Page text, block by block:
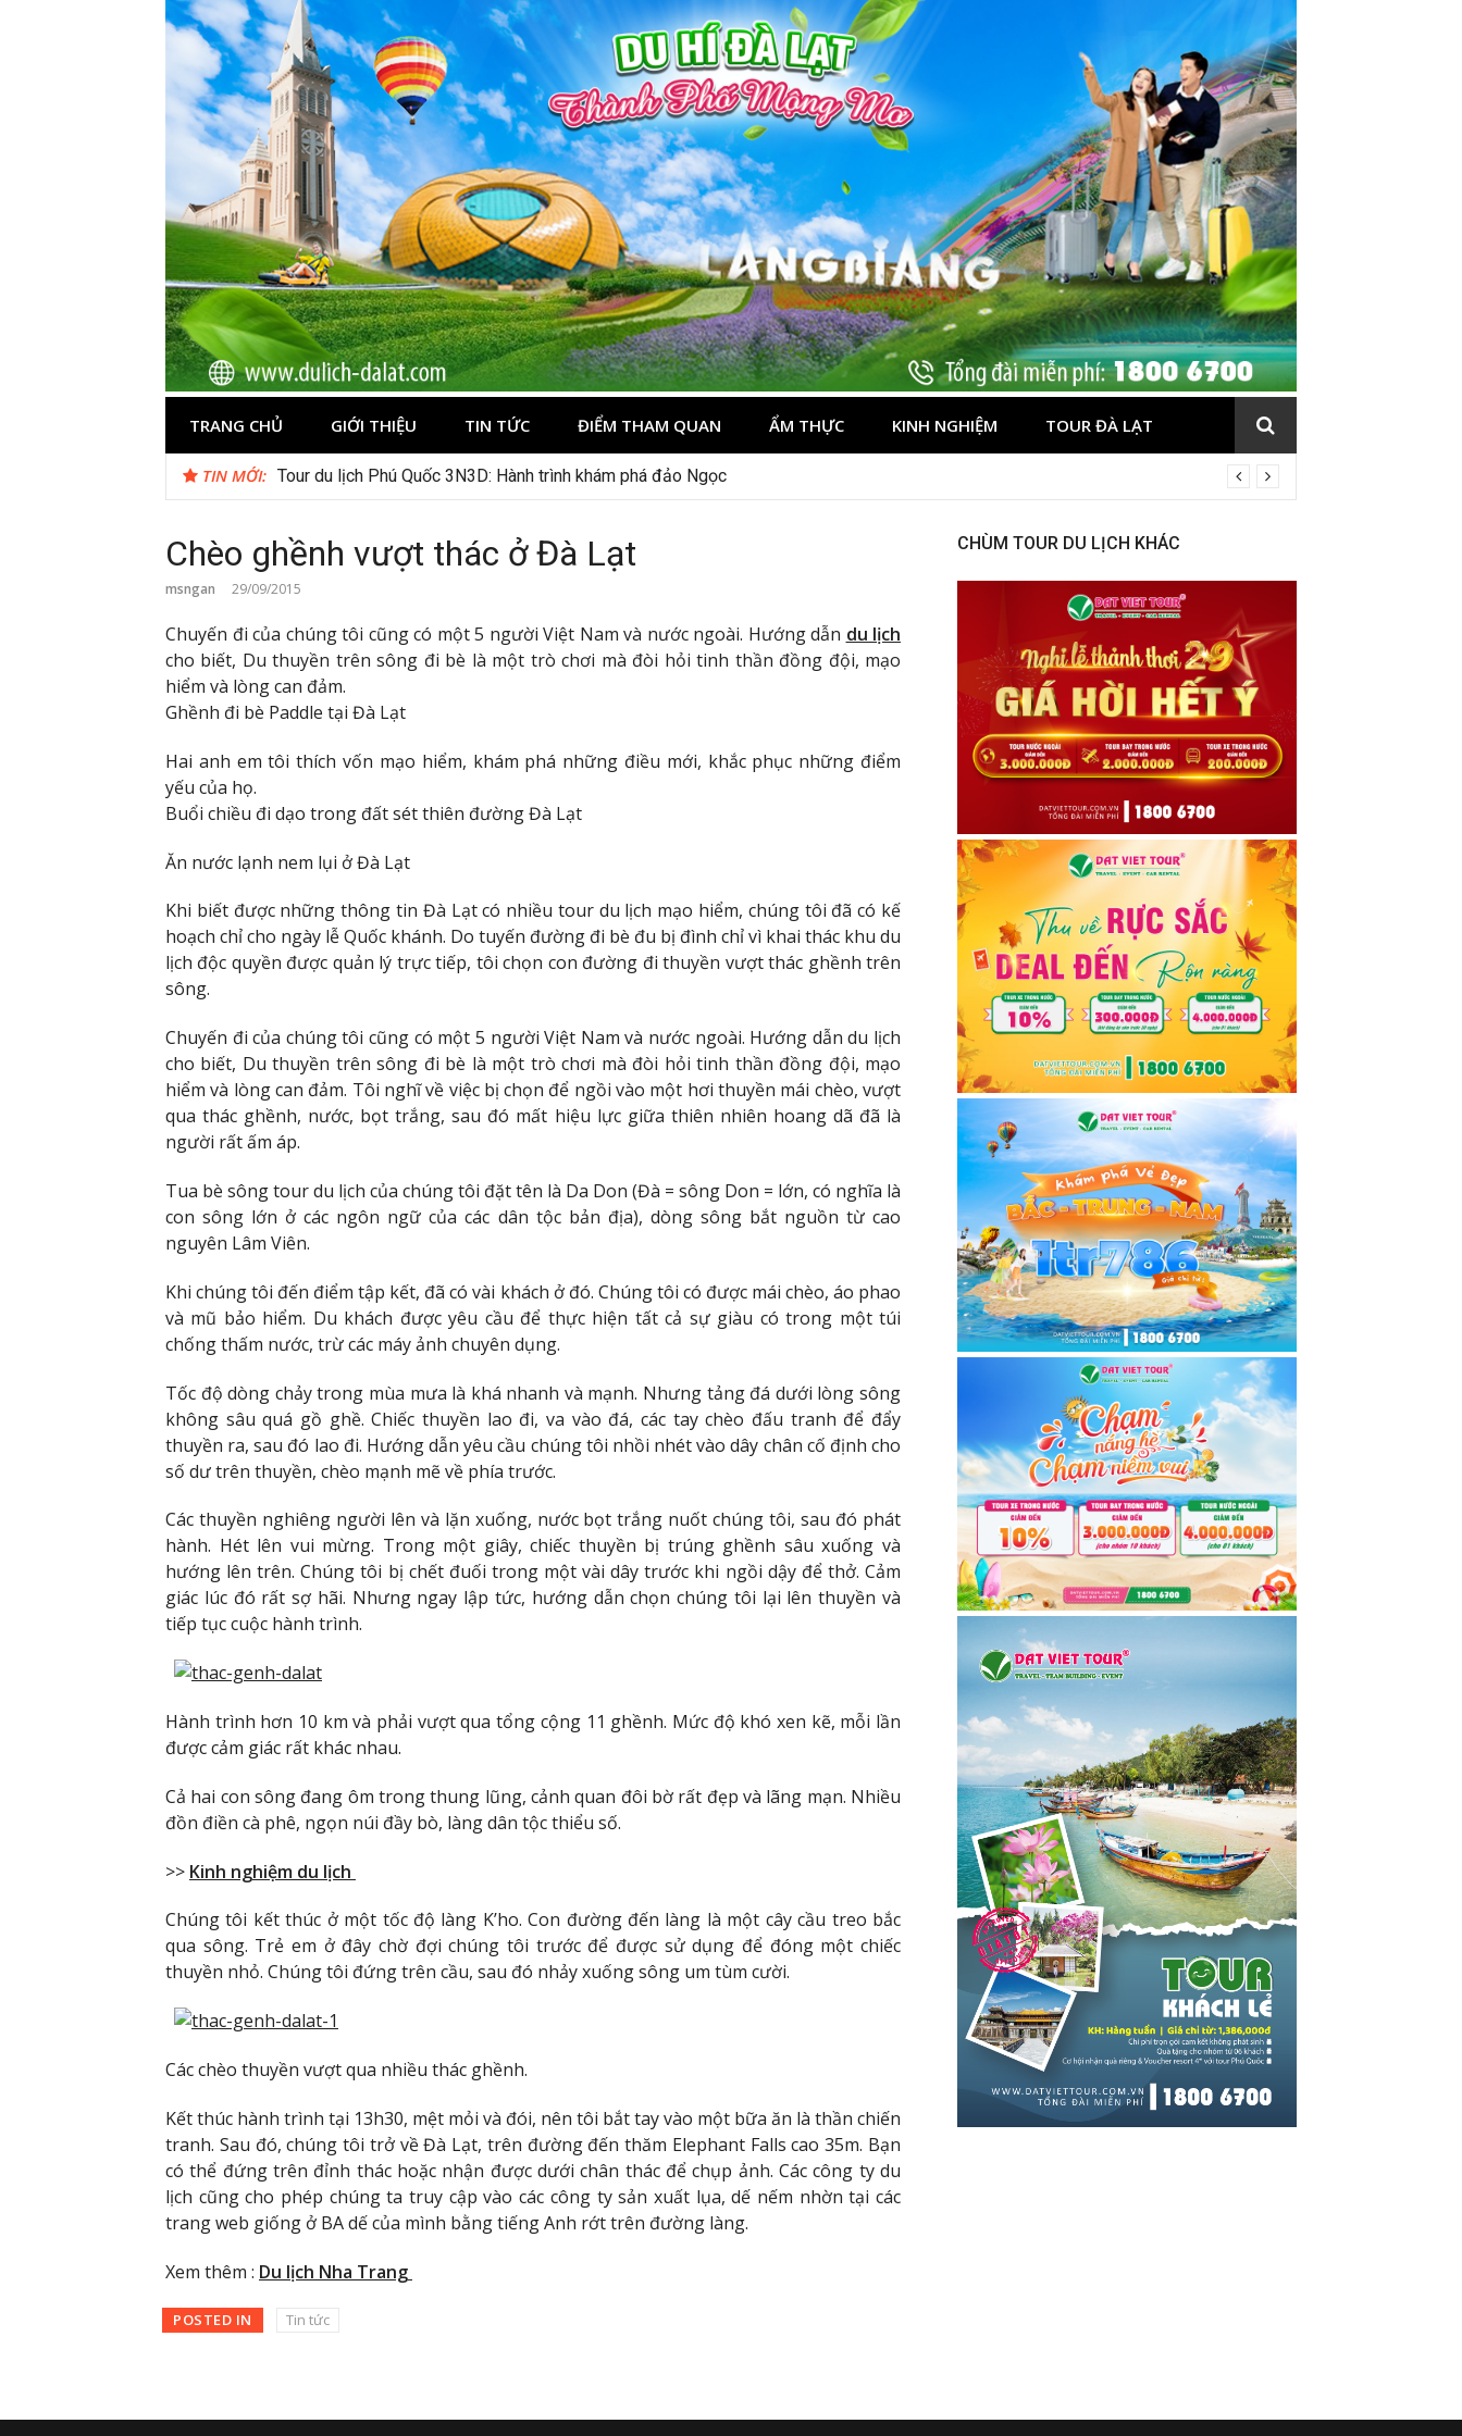
Du lịch Đà Lạt
TRANG CHỦ GIỚI THIỆU TIN TỨC ĐIỂM THAM QUAN ẨM THỰC KINH NGHIỆM TOUR ĐÀ LẠT
TIN MỚI: Tour du lịch Phú Quốc 3N3D: Hành trình khám phá đảo Ngọc
Suối Giàng – Khám phá “miền chè” nổi tiếng Tây Bắc
Chèo ghềnh vượt thác ở Đà Lạt
msngan 29/09/2015
Chuyến đi của chúng tôi cũng có một 5 người Việt Nam và nước ngoài. Hướng dẫn du lịch
cho biết, Du thuyền trên sông đi bè là một trò chơi mà đòi hỏi tinh thần đồng đội, mạo
hiểm và lòng can đảm.
Ghềnh đi bè Paddle tại Đà Lạt
Hai anh em tôi thích vốn mạo hiểm, khám phá những điều mới, khắc phục những điểm
yếu của họ.
Buổi chiều đi dạo trong đất sét thiên đường Đà Lạt
Ăn nước lạnh nem lụi ở Đà Lạt
Khi biết được những thông tin Đà Lạt có nhiều tour du lịch mạo hiểm, chúng tôi đã có kế
hoạch chỉ cho ngày lễ Quốc khánh. Do tuyến đường đi bè đu bị đình chỉ vì khai thác khu du
lịch độc quyền được quản lý trực tiếp, tôi chọn con đường đi thuyền vượt thác ghềnh trên
sông.
Chuyến đi của chúng tôi cũng có một 5 người Việt Nam và nước ngoài. Hướng dẫn du lịch
cho biết, Du thuyền trên sông đi bè là một trò chơi mà đòi hỏi tinh thần đồng đội, mạo
hiểm và lòng can đảm. Tôi nghĩ về việc bị chọn để ngồi vào một hơi thuyền mái chèo, vượt
qua thác ghềnh, nước, bọt trắng, sau đó mất hiệu lực giữa thiên nhiên hoang dã đã là
người rất ấm áp.
Tua bè sông tour du lịch của chúng tôi đặt tên là Da Don (Đà = sông Don = lớn, có nghĩa là
con sông lớn ở các ngôn ngữ của các dân tộc bản địa), dòng sông bắt nguồn từ cao
nguyên Lâm Viên.
Khi chúng tôi đến điểm tập kết, đã có vài khách ở đó. Chúng tôi có được mái chèo, áo phao
và mũ bảo hiểm. Du khách được yêu cầu để thực hiện tất cả sự giàu có trong một túi
chống thấm nước, trừ các máy ảnh chuyên dụng.
Tốc độ dòng chảy trong mùa mưa là khá nhanh và mạnh. Nhưng tảng đá dưới lòng sông
không sâu quá gồ ghề. Chiếc thuyền lao đi, va vào đá, các tay chèo đấu tranh để đẩy
thuyền ra, sau đó lao đi. Hướng dẫn yêu cầu chúng tôi nhồi nhét vào dây chân cố định cho
số dư trên thuyền, chèo mạnh mẽ về phía trước.
Các thuyền nghiêng người lên và lặn xuống, nước bọt trắng nuốt chúng tôi, sau đó phát
hành. Hét lên vui mừng. Trong một giây, chiếc thuyền bị trúng ghềnh sâu xuống và
hướng lên trên. Chúng tôi bị chết đuối trong một vài dây trước khi ngồi dậy để thở. Cảm
giác lúc đó rất sợ hãi. Nhưng ngay lập tức, hướng dẫn chọn chúng tôi lại lên thuyền và
tiếp tục cuộc hành trình.
Hành trình hơn 10 km và phải vượt qua tổng cộng 11 ghềnh. Mức độ khó xen kẽ, mỗi lần
được cảm giác rất khác nhau.
Cả hai con sông đang ôm trong thung lũng, cảnh quan đôi bờ rất đẹp và lãng mạn. Nhiều
đồn điền cà phê, ngọn núi đầy bò, làng dân tộc thiểu số.
>> Kinh nghiệm du lịch
Chúng tôi kết thúc ở một tốc độ làng K’ho. Con đường đến làng là một cây cầu treo bắc
qua sông. Trẻ em ở đây chờ đợi chúng tôi trước để được sử dụng để đóng một chiếc
thuyền nhỏ. Chúng tôi đứng trên cầu, sau đó nhảy xuống sông um tùm cười.
Các chèo thuyền vượt qua nhiều thác ghềnh.
Kết thúc hành trình tại 13h30, mệt mỏi và đói, nên tôi bắt tay vào một bữa ăn là thần chiến
tranh. Sau đó, chúng tôi trở về Đà Lạt, trên đường đến thăm Elephant Falls cao 35m. Bạn
có thể đứng trên đỉnh thác hoặc nhận được dưới chân thác để chụp ảnh. Các công ty du
lịch cũng cho phép chúng ta truy cập vào các công ty sản xuất lụa, dế nếm nhờn tại các
trang web giống ở BA dế của mình bằng tiếng Anh rớt trên đường làng.
Xem thêm : Du lịch Nha Trang
POSTED IN Tin tức
CHÙM TOUR DU LỊCH KHÁC